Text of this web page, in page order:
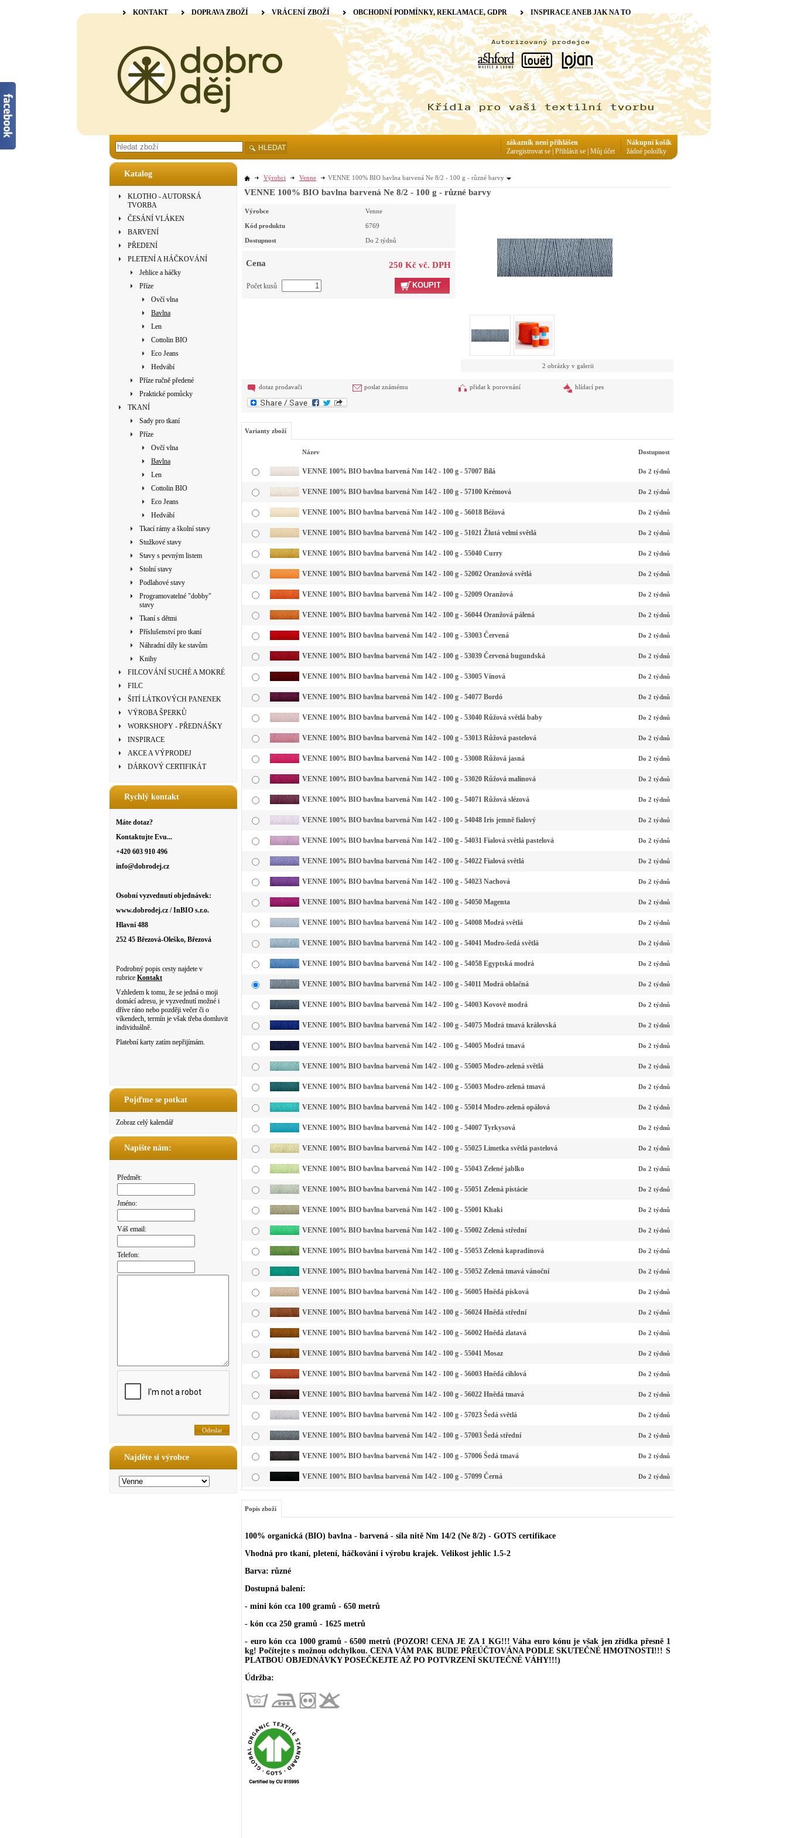
Katalog
KLOTHO - AUTORSKÁ
TVORBA
ČESÁNÍ VLÁKEN
BARVENÍ
PŘEDENÍ
PLETENÍ A HÁČKOVÁNÍ
Jehlice a háčky
Příze
Ovčí vlna
Bavlna
Len
Cottolin BIO
Eco Jeans
Hedvábí
Příze ručně předené
Praktické pomůcky
TKANÍ
Sady pro tkaní
Příze
Ovčí vlna
Bavlna
Len
Cottolin BIO
Eco Jeans
Hedvábí
Tkací rámy a školní stavy
Stužkové stavy
Stavy s pevným listem
Stolní stavy
Podlahové stavy
Programovatelné "dobby"
stavy
Tkaní s dětmi
Příslušenství pro tkaní
Náhradní díly ke stavům
Knihy
FILCOVÁNÍ SUCHÉ A MOKRÉ
FILC
ŠITÍ LÁTKOVÝCH PANENEK
VÝROBA ŠPERKŮ
WORKSHOPY - PŘEDNÁŠKY
INSPIRACE
AKCE A VÝPRODEJ
DÁRKOVÝ CERTIFIKÁT
Rychlý kontakt
Máte dotaz?
Kontaktujte Evu...
+420 603 910 496
info@dobrodej.cz
Osobní vyzvednutí objednávek:
www.dobrodej.cz / InBIO s.r.o.
Hlavní 488
252 45 Březová-Oleško, Březová
Podrobný popis cesty najdete v
rubrice Kontakt
Vzhledem k tomu, že se jedná o moji
domácí adresu, je vyzvednutí možné i
dříve ráno nebo později večer či o
víkendech, termín je však třeba domluvit
individuálně.
Platební karty zatím nepřijímám.
Pojďme se potkat
Zobraz celý kalendář
Napište nám:
Předmět:
Jméno:
Váš email:
Telefon:
Najděte si výrobce
Výrobci Venne VENNE 100% BIO bavlna barvená Ne 8/2 - 100 g - různé barvy
VENNE 100% BIO bavlna barvená Ne 8/2 - 100 g - různé barvy
Výrobce Venne
Kód produktu 6769
Dostupnost Do 2 týdnů
Cena 250 Kč vč. DPH
KOUPIT
Počet kusů
2 obrázky v galerii
dotaz prodavači poslat známému přidat k porovnání hlídací pes
Varianty zboží
Název Dostupnost
VENNE 100% BIO bavlna barvená Nm 14/2 - 100 g - 57007 Bílá Do 2 týdnů
VENNE 100% BIO bavlna barvená Nm 14/2 - 100 g - 57100 Krémová Do 2 týdnů
VENNE 100% BIO bavlna barvená Nm 14/2 - 100 g - 56018 Béžová Do 2 týdnů
VENNE 100% BIO bavlna barvená Nm 14/2 - 100 g - 51021 Žlutá velmi světlá Do 2 týdnů
VENNE 100% BIO bavlna barvená Nm 14/2 - 100 g - 55040 Curry Do 2 týdnů
VENNE 100% BIO bavlna barvená Nm 14/2 - 100 g - 52002 Oranžová světlá Do 2 týdnů
VENNE 100% BIO bavlna barvená Nm 14/2 - 100 g - 52009 Oranžová Do 2 týdnů
VENNE 100% BIO bavlna barvená Nm 14/2 - 100 g - 56044 Oranžová pálená Do 2 týdnů
VENNE 100% BIO bavlna barvená Nm 14/2 - 100 g - 53003 Červená Do 2 týdnů
VENNE 100% BIO bavlna barvená Nm 14/2 - 100 g - 53039 Červená bugundská Do 2 týdnů
VENNE 100% BIO bavlna barvená Nm 14/2 - 100 g - 53005 Vínová Do 2 týdnů
VENNE 100% BIO bavlna barvená Nm 14/2 - 100 g - 54077 Bordó Do 2 týdnů
VENNE 100% BIO bavlna barvená Nm 14/2 - 100 g - 53040 Růžová světlá baby Do 2 týdnů
VENNE 100% BIO bavlna barvená Nm 14/2 - 100 g - 53013 Růžová pastelová Do 2 týdnů
VENNE 100% BIO bavlna barvená Nm 14/2 - 100 g - 53008 Růžová jasná Do 2 týdnů
VENNE 100% BIO bavlna barvená Nm 14/2 - 100 g - 53020 Růžová malinová Do 2 týdnů
VENNE 100% BIO bavlna barvená Nm 14/2 - 100 g - 54071 Růžová slézová Do 2 týdnů
VENNE 100% BIO bavlna barvená Nm 14/2 - 100 g - 54048 Iris jemně fialový Do 2 týdnů
VENNE 100% BIO bavlna barvená Nm 14/2 - 100 g - 54031 Fialová světlá pastelová Do 2 týdnů
VENNE 100% BIO bavlna barvená Nm 14/2 - 100 g - 54022 Fialová světlá Do 2 týdnů
VENNE 100% BIO bavlna barvená Nm 14/2 - 100 g - 54023 Nachová Do 2 týdnů
VENNE 100% BIO bavlna barvená Nm 14/2 - 100 g - 54050 Magenta Do 2 týdnů
VENNE 100% BIO bavlna barvená Nm 14/2 - 100 g - 54008 Modrá světlá Do 2 týdnů
VENNE 100% BIO bavlna barvená Nm 14/2 - 100 g - 54041 Modro-šedá světlá Do 2 týdnů
VENNE 100% BIO bavlna barvená Nm 14/2 - 100 g - 54058 Egyptská modrá Do 2 týdnů
VENNE 100% BIO bavlna barvená Nm 14/2 - 100 g - 54011 Modrá oblačná Do 2 týdnů
VENNE 100% BIO bavlna barvená Nm 14/2 - 100 g - 54003 Kovově modrá Do 2 týdnů
VENNE 100% BIO bavlna barvená Nm 14/2 - 100 g - 54075 Modrá tmavá královská Do 2 týdnů
VENNE 100% BIO bavlna barvená Nm 14/2 - 100 g - 54005 Modrá tmavá Do 2 týdnů
VENNE 100% BIO bavlna barvená Nm 14/2 - 100 g - 55005 Modro-zelená světlá Do 2 týdnů
VENNE 100% BIO bavlna barvená Nm 14/2 - 100 g - 55003 Modro-zelená tmavá Do 2 týdnů
VENNE 100% BIO bavlna barvená Nm 14/2 - 100 g - 55014 Modro-zelená opálová Do 2 týdnů
VENNE 100% BIO bavlna barvená Nm 14/2 - 100 g - 54007 Tyrkysová Do 2 týdnů
VENNE 100% BIO bavlna barvená Nm 14/2 - 100 g - 55025 Limetka světlá pastelová Do 2 týdnů
VENNE 100% BIO bavlna barvená Nm 14/2 - 100 g - 55043 Zelené jablko Do 2 týdnů
VENNE 100% BIO bavlna barvená Nm 14/2 - 100 g - 55051 Zelená pistácie Do 2 týdnů
VENNE 100% BIO bavlna barvená Nm 14/2 - 100 g - 55001 Khaki Do 2 týdnů
VENNE 100% BIO bavlna barvená Nm 14/2 - 100 g - 55002 Zelená střední Do 2 týdnů
VENNE 100% BIO bavlna barvená Nm 14/2 - 100 g - 55053 Zelená kapradinová Do 2 týdnů
VENNE 100% BIO bavlna barvená Nm 14/2 - 100 g - 55052 Zelená tmavá vánoční Do 2 týdnů
VENNE 100% BIO bavlna barvená Nm 14/2 - 100 g - 56005 Hnědá písková Do 2 týdnů
VENNE 100% BIO bavlna barvená Nm 14/2 - 100 g - 56024 Hnědá střední Do 2 týdnů
VENNE 100% BIO bavlna barvená Nm 14/2 - 100 g - 56002 Hnědá zlatavá Do 2 týdnů
VENNE 100% BIO bavlna barvená Nm 14/2 - 100 g - 55041 Mosaz Do 2 týdnů
VENNE 100% BIO bavlna barvená Nm 14/2 - 100 g - 56003 Hnědá cihlová Do 2 týdnů
VENNE 100% BIO bavlna barvená Nm 14/2 - 100 g - 56022 Hnědá tmavá Do 2 týdnů
VENNE 100% BIO bavlna barvená Nm 14/2 - 100 g - 57023 Šedá světlá Do 2 týdnů
VENNE 100% BIO bavlna barvená Nm 14/2 - 100 g - 57003 Šedá střední Do 2 týdnů
VENNE 100% BIO bavlna barvená Nm 14/2 - 100 g - 57006 Šedá tmavá Do 2 týdnů
VENNE 100% BIO bavlna barvená Nm 14/2 - 100 g - 57099 Černá Do 2 týdnů
Popis zboží
100% organická (BIO) bavlna - barvená - síla nitě Nm 14/2 (Ne 8/2) - GOTS certifikace
Vhodná pro tkaní, pletení, háčkování i výrobu krajek. Velikost jehlic 1.5-2
Barva: různé
Dostupná balení:
- mini kón cca 100 gramů - 650 metrů
- kón cca 250 gramů - 1625 metrů
- euro kón cca 1000 gramů - 6500 metrů (POZOR! CENA JE ZA 1 KG!!! Váha euro kónu je však jen zřídka přesně 1
kg! Počítejte s možnou odchylkou. CENA VÁM PAK BUDE PŘEÚČTOVÁNA PODLE SKUTEČNÉ HMOTNOSTI!!! S
PLATBOU OBJEDNÁVKY POSEČKEJTE AŽ PO POTVRZENÍ SKUTEČNÉ VÁHY!!!)
Údržba:
KONTAKT DOPRAVA ZBOŽÍ VRÁCENÍ ZBOŽÍ OBCHODNÍ PODMÍNKY, REKLAMACE, GDPR INSPIRACE ANEB JAK NA TO
HLEDAT
Nákupní košík
žádné položky
zákazník není přihlášen
Zaregistrovat se Přihlásit se Můj účet